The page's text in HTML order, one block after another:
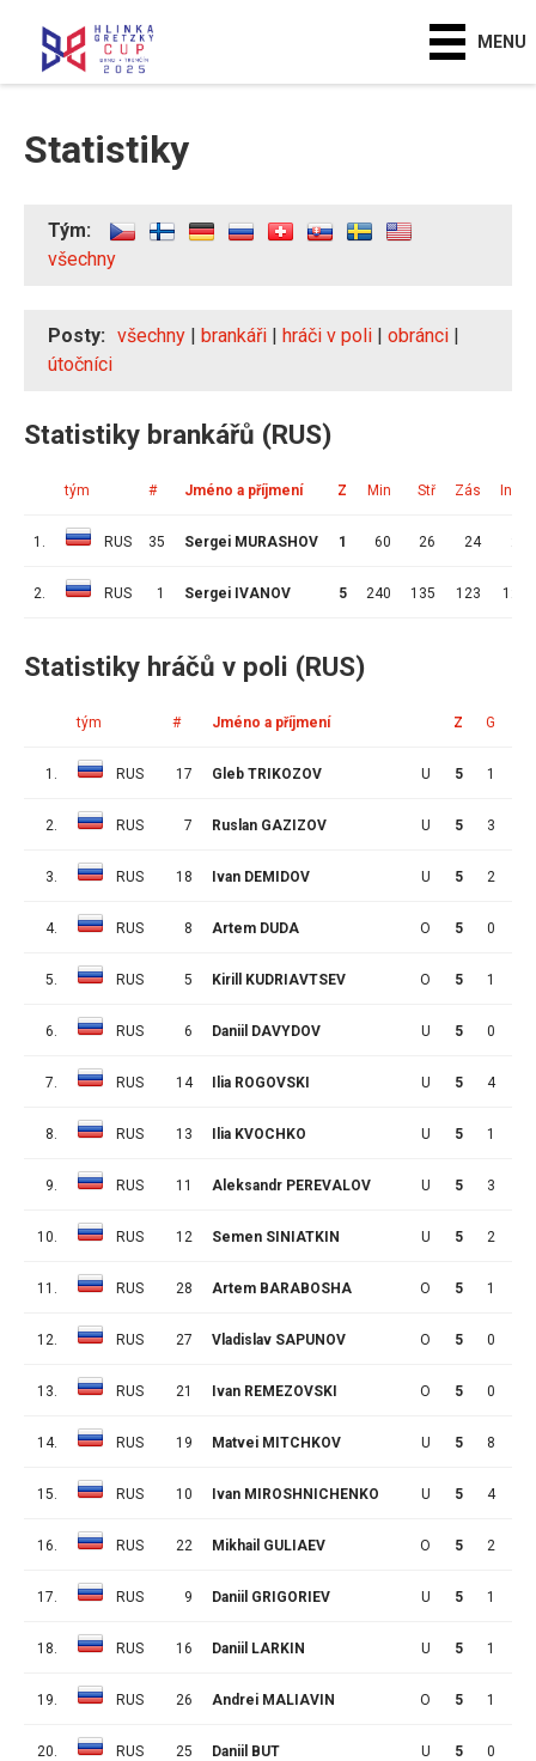
MENU
Statistiky
Tým:
všechny
Posty: všechny | brankáři | hráči v poli | obránci |
útočníci
Statistiky brankářů (RUS)
tým # Jméno a příjmení Z Min Stř Zás Ink
1. RUS 35 Sergei MURASHOV 1 60 26 24 2
2. RUS 1 Sergei IVANOV 5 240 135 123 12
Statistiky hráčů v poli (RUS)
tým # Jméno a příjmení Z G
1. RUS 17 Gleb TRIKOZOV U 5 1
2. RUS 7 Ruslan GAZIZOV U 5 3
3. RUS 18 Ivan DEMIDOV U 5 2
4. RUS 8 Artem DUDA O 5 0
5. RUS 5 Kirill KUDRIAVTSEV O 5 1
6. RUS 6 Daniil DAVYDOV U 5 0
7. RUS 14 Ilia ROGOVSKI U 5 4
8. RUS 13 Ilia KVOCHKO U 5 1
9. RUS 11 Aleksandr PEREVALOV U 5 3
10. RUS 12 Semen SINIATKIN U 5 2
11. RUS 28 Artem BARABOSHA O 5 1
12. RUS 27 Vladislav SAPUNOV O 5 0
13. RUS 21 Ivan REMEZOVSKI O 5 0
14. RUS 19 Matvei MITCHKOV U 5 8
15. RUS 10 Ivan MIROSHNICHENKO U 5 4
16. RUS 22 Mikhail GULIAEV O 5 2
17. RUS 9 Daniil GRIGORIEV U 5 1
18. RUS 16 Daniil LARKIN U 5 1
19. RUS 26 Andrei MALIAVIN O 5 1
20. RUS 25 Daniil BUT U 5 0